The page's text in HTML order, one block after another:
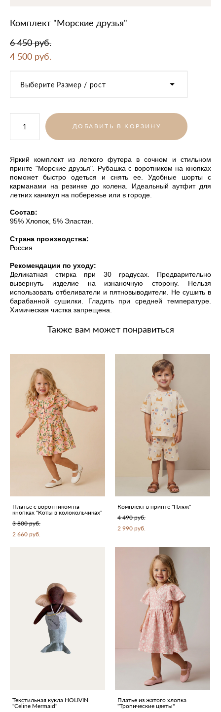
Комплект "Морские друзья"
6 450 pуб.
4 500 pуб.
Выберите Размер / рост
ДОБАВИТЬ В КОРЗИНУ
Яркий комплект из легкого футера в сочном и стильном
принте "Морские друзья". Рубашка с воротником на кнопках
поможет быстро одеться и снять ее . Удобные шорты с
карманами на резинке до колена. Идеальный аутфит для
летних каникул на побережье или в городе.
Состав:
95% Хлопок, 5% Эластан.
Страна производства:
Россия
Рекомендации по уходу:
Деликатная стирка при 30 градусах. Предварительно
вывернуть изделие на изнаночную сторону. Нельзя
использовать отбеливатели и пятновыводители. Не сушить в
барабанной сушилки. Гладить при средней температуре.
Химическая чистка запрещена.
Также вам может понравиться
Платье с воротником на
кнопках "Коты в колокольчиках"
3 800 pуб.
2 660 pуб.
Комплект в принте "Пляж"
4 490 pуб.
2 990 pуб.
Текстильная кукла HOLIVIN
"Celine Mermaid"
Платье из жатого хлопка
"Тропические цветы"